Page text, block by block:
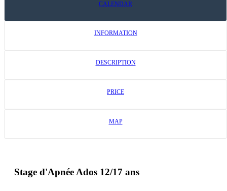
CALENDAR
INFORMATION
DESCRIPTION
PRICE
MAP
Stage d'Apnée Ados 12/17 ans